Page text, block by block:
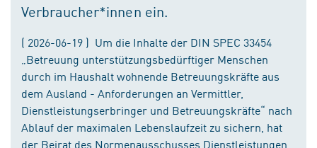
Verbraucher*innen ein.
( 2026-06-19 ) Um die Inhalte der DIN SPEC 33454
„Betreuung unterstützungsbedürftiger Menschen
durch im Haushalt wohnende Betreuungskräfte aus
dem Ausland - Anforderungen an Vermittler,
Dienstleistungserbringer und Betreuungskräfte“ nach
Ablauf der maximalen Lebenslaufzeit zu sichern, hat
der Beirat des Normenausschusses Dienstleistungen,